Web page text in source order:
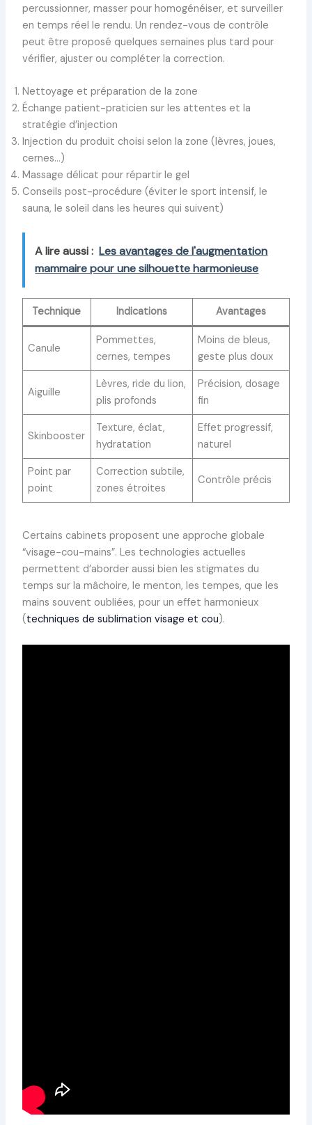
percussionner, masser pour homogénéiser, et surveiller
en temps réel le rendu. Un rendez-vous de contrôle
peut être proposé quelques semaines plus tard pour
vérifier, ajuster ou compléter la correction.
Nettoyage et préparation de la zone
Échange patient-praticien sur les attentes et la
stratégie d’injection
Injection du produit choisi selon la zone (lèvres, joues,
cernes…)
Massage délicat pour répartir le gel
Conseils post-procédure (éviter le sport intensif, le
sauna, le soleil dans les heures qui suivent)
A lire aussi : Les avantages de l'augmentation
mammaire pour une silhouette harmonieuse
Technique Indications Avantages
Canule
Pommettes,
cernes, tempes
Moins de bleus,
geste plus doux
Aiguille
Lèvres, ride du lion,
plis profonds
Précision, dosage
fin
Skinbooster
Texture, éclat,
hydratation
Effet progressif,
naturel
Point par
point
Correction subtile,
zones étroites
Contrôle précis
Certains cabinets proposent une approche globale
“visage-cou-mains”. Les technologies actuelles
permettent d’aborder aussi bien les stigmates du
temps sur la mâchoire, le menton, les tempes, que les
mains souvent oubliées, pour un effet harmonieux
(techniques de sublimation visage et cou).